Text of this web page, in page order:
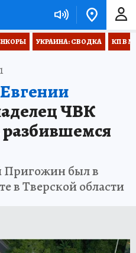
УКРАИНА: СВОДКА КП В
ЧВК
разбившемся
Пригожин был в
в Тверской области